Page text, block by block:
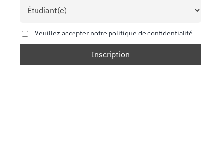
Veuillez accepter notre politique de confidentialité.